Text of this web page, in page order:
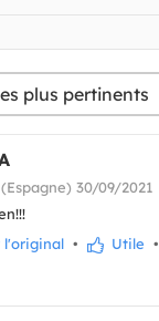
30/09/2021
l'original • Utile •